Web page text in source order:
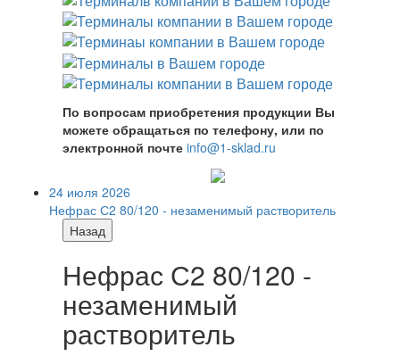
По вопросам приобретения продукции Вы
можете обращаться по телефону, или по
электронной почте info@1-sklad.ru
24 июля 2026
Нефрас С2 80/120 - незаменимый растворитель
Назад
Нефрас С2 80/120 -
незаменимый
растворитель